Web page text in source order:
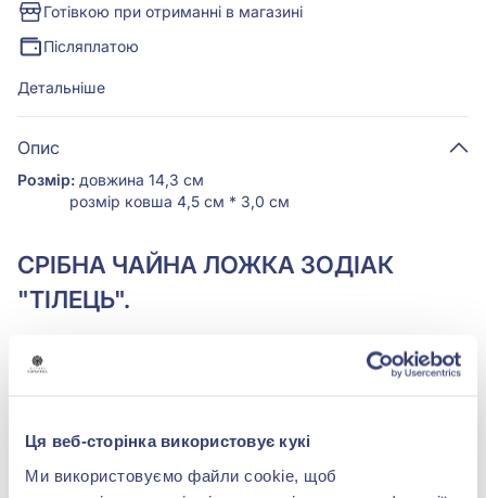
Ця веб-сторінка використовує кукі
Ми використовуємо файли cookie, щоб
Готівкою при отриманні в магазині
Післяплатою
Детальніше
Опис
Розмір: довжина 14,3 см
розмір ковша 4,5 см * 3,0 см
СРІБНА ЧАЙНА ЛОЖКА ЗОДІАК
"ТІЛЕЦЬ".
Ложка виконана зі срібла 925 проби.Рукоять ложки
прикрашена зображенням зодіокального знаку "Тілець".
Характеристики
без вставки